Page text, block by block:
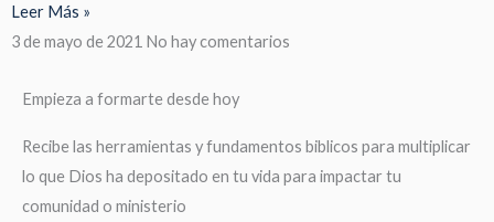
Leer Más »
3 de mayo de 2021 No hay comentarios
Empieza a formarte desde hoy
Recibe las herramientas y fundamentos biblicos para multiplicar
lo que Dios ha depositado en tu vida para impactar tu
comunidad o ministerio